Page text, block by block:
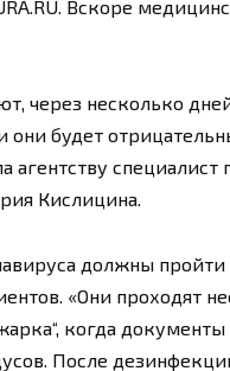
Вскоре
через несколько
они будет
агентству
Кислицина.
должны
«Они проходят
когда
После